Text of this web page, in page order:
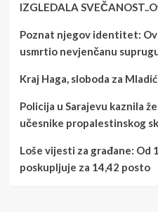
IZGLEDALA
Poznat njegov identitet:
usmrtio nevjenčanu
Kraj Haga, sloboda za
Policija u Sarajevu kaznila
učesnike propalestinskog
Loše vijesti za građane: Od
poskupljuje za 14,42 posto